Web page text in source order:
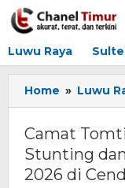
Lewati
ke
Luwu Raya
Home » Luwu
Camat
Stunting
2026 di